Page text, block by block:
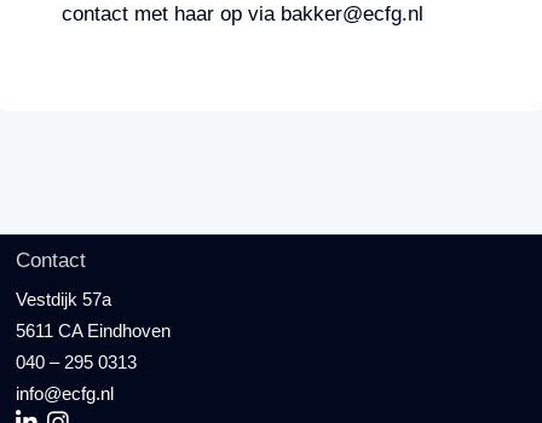
contact met haar op via bakker@ecfg.nl
Contact
Vestdijk 57a
5611 CA Eindhoven
040 – 295 0313
info@ecfg.nl